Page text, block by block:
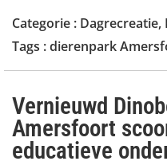
Categorie : Dagrecreatie,
Tags :dierenpark
Vernieuwd
Amersfoort
educatieve